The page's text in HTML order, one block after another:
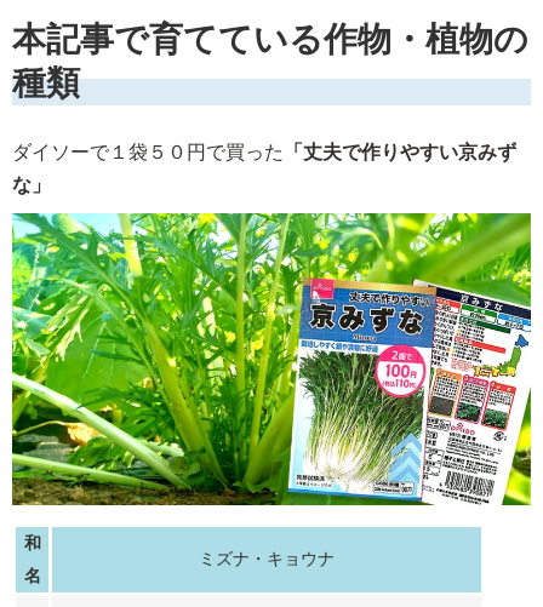
本記事で育てている作物・植物の
種類
ダイソーで１袋５０円で買った
「丈夫で作りやすい京みず
な」
和
名
ミズナ・キョウナ